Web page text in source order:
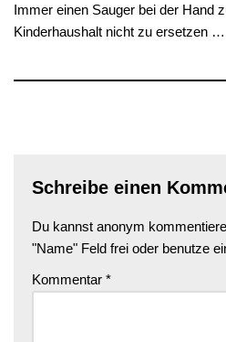
Immer einen Sauger bei der Hand
Kinderhaushalt nicht zu ersetzen …
Schreibe einen
Du kannst anonym
"Name" Feld frei oder benutze
Kommentar *